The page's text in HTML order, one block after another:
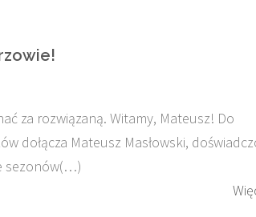
za rozwiązaną. Witamy, Mateusz! Do
dołącza Mateusz Masłowski,
sezonów(…)